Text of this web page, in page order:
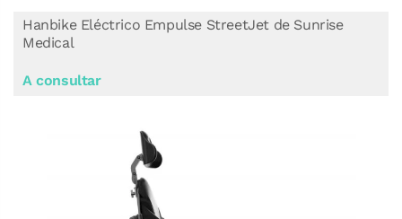
Hanbike Eléctrico Empulse StreetJet de Sunrise
Medical
A consultar